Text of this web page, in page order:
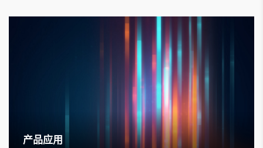
产品应用